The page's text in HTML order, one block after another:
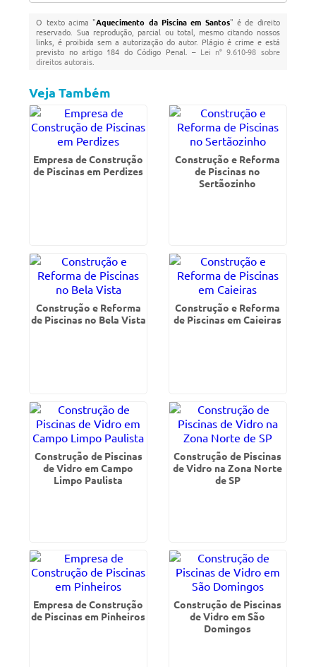
O texto acima "Aquecimento da Piscina em Santos" é de direito
reservado. Sua reprodução, parcial ou total, mesmo citando nossos
links, é proibida sem a autorização do autor. Plágio é crime e está
previsto no artigo 184 do Código Penal. – Lei n° 9.610-98 sobre
direitos autorais
Veja Também
Empresa de Construção
de Piscinas em Perdizes
Construção e Reforma
de Piscinas no
Sertãozinho
Construção e Reforma
de Piscinas no Bela Vista
Construção e Reforma
de Piscinas em Caieiras
Construção de Piscinas
de Vidro em Campo
Limpo Paulista
Construção de Piscinas
de Vidro na Zona Norte
de SP
Empresa de Construção
de Piscinas em Pinheiros
Construção de Piscinas
de Vidro em São
Domingos